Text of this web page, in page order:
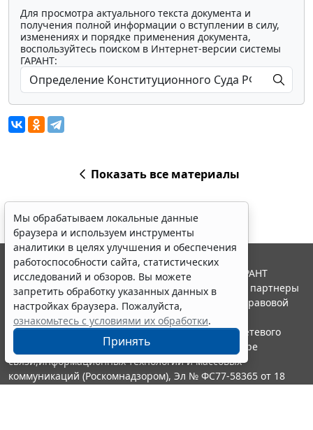
Для просмотра актуального текста документа и
получения полной информации о вступлении в силу,
изменениях и порядке применения документа,
воспользуйтесь поиском в Интернет-версии системы
ГАРАНТ:
Показать все материалы
Мы обрабатываем локальные данные
браузера и используем инструменты
аналитики в целях улучшения и обеспечения
работоспособности сайта, статистических
исследований и обзоров. Вы можете
запретить обработку указанных данных в
настройках браузера. Пожалуйста,
ознакомьтесь с условиями их обработки.
Принять
© ООО "НПП "ГАРАНТ-СЕРВИС", 2026. Система ГАРАНТ
выпускается с 1990 года. Компания "Гарант" и ее партнеры
являются участниками Российской ассоциации правовой
информации ГАРАНТ.
Портал ГАРАНТ.РУ зарегистрирован в качестве сетевого
издания Федеральной службой по надзору в сфере
связи,информационных технологий и массовых
коммуникаций (Роскомнадзором), Эл № ФС77-58365 от 18